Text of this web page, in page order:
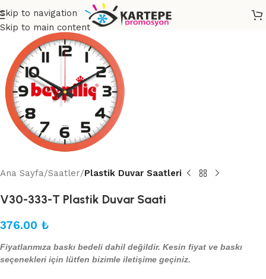
Skip to navigation
Skip to main content
Ana Sayfa Saatler Plastik Duvar Saatleri
V30-333-T Plastik Duvar Saati
376.00 ₺
Fiyatlarımıza baskı bedeli dahil değildir. Kesin fiyat ve baskı
seçenekleri için lütfen bizimle iletişime geçiniz.